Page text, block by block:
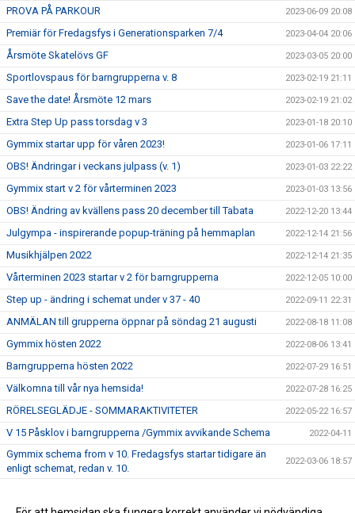
PROVA PÅ PARKOUR 2023-06-09 20:08
Premiär för Fredagsfys i Generationsparken 7/4 2023-04-04 20:06
Årsmöte Skatelövs GF 2023-03-05 20:00
Sportlovspaus för barngrupperna v. 8 2023-02-19 21:11
Save the date! Årsmöte 12 mars 2023-02-19 21:02
Extra Step Up pass torsdag v 3 2023-01-18 20:10
Gymmix startar upp för våren 2023! 2023-01-06 17:11
OBS! Ändringar i veckans julpass (v. 1) 2023-01-03 22:22
Gymmix start v 2 för vårterminen 2023 2023-01-03 13:56
OBS! Ändring av kvällens pass 20 december till Tabata 2022-12-20 13:44
Julgympa - inspirerande popup-träning på hemmaplan 2022-12-14 21:56
Musikhjälpen 2022 2022-12-14 21:35
Vårterminen 2023 startar v 2 för barngrupperna 2022-12-05 10:00
Step up - ändring i schemat under v 37 - 40 2022-09-11 22:31
ANMÄLAN till grupperna öppnar på söndag 21 augusti 2022-08-18 11:08
Gymmix hösten 2022 2022-08-06 13:41
Barngrupperna hösten 2022 2022-07-29 16:51
Välkomna till vår nya hemsida! 2022-07-28 16:25
RÖRELSEGLÄDJE - SOMMARAKTIVITETER 2022-05-22 16:57
V 15 Påsklov i barngrupperna /Gymmix avvikande Schema 2022-04-11
Gymmix schema from v 10. Fredagsfys startar tidigare än
enligt schemat, redan v. 10.
2022-03-06 18:57